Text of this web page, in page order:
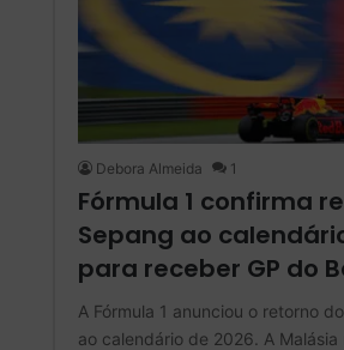
Debora Almeida 1
Fórmula 1 confirma
Sepang ao
para receber GP do
A Fórmula 1 anunciou o retorno
ao calendário de 2026. A Malásia